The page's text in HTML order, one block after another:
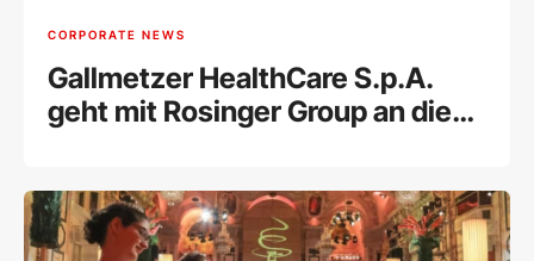
CORPORATE NEWS
Gallmetzer HealthCare S.p.A.
geht mit Rosinger Group an die